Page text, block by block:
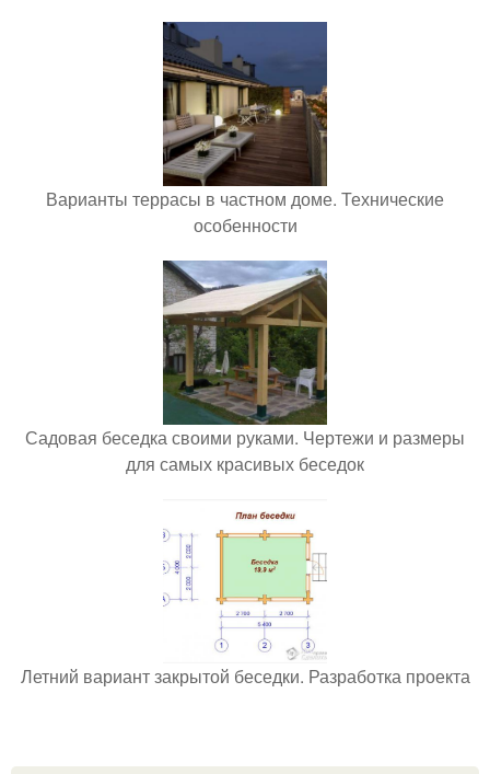
Варианты террасы в частном доме. Технические
особенности
Садовая беседка своими руками. Чертежи и размеры
для самых красивых беседок
Летний вариант закрытой беседки. Разработка проекта